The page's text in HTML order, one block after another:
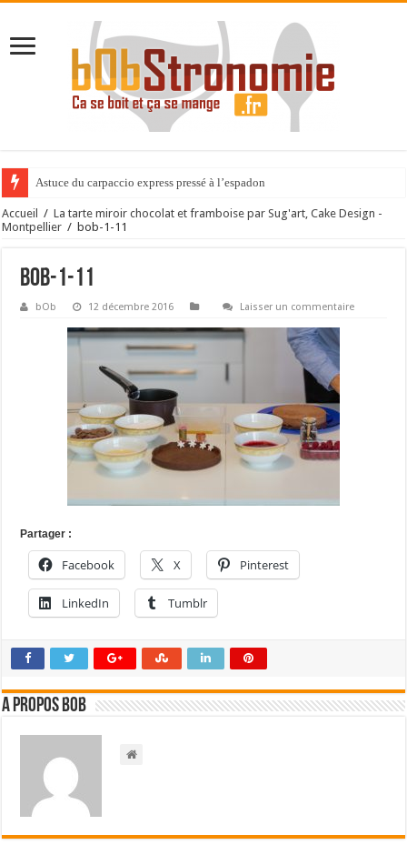
Astuce du carpaccio express pressé à l’espadon
Accueil / La tarte miroir chocolat et framboise par Sug'art, Cake Design -
Montpellier / bob-1-11
bob-1-11
bOb 12 décembre 2016 Laisser un commentaire
Partager :
Facebook X Pinterest
LinkedIn Tumblr
A propos bOb